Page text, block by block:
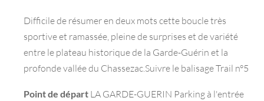
Difficile de résumer en deux mots cette boucle très
sportive et ramassée, pleine de surprises et de variété
entre le plateau historique de la Garde-Guérin et la
profonde vallée du Chassezac.Suivre le balisage Trail n°5
Point de départ LA GARDE-GUERIN Parking à l'entrée